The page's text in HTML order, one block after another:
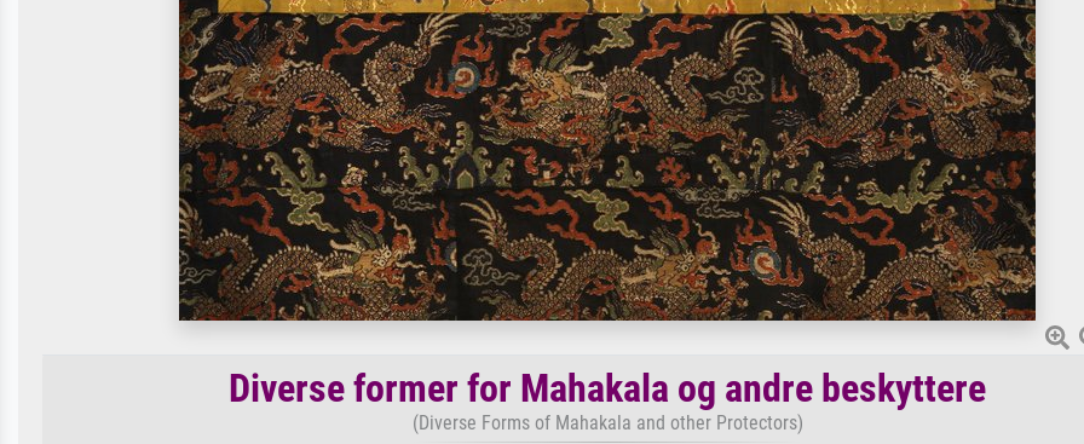
Diverse former for Mahakala og andre beskyttere
(Diverse Forms of Mahakala and other Protectors)